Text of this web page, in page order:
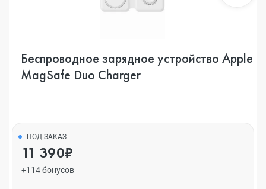
Беспроводное зарядное устройство Apple
MagSafe Duo Charger
ПОД ЗАКАЗ
11 390₽
+114 бонусов